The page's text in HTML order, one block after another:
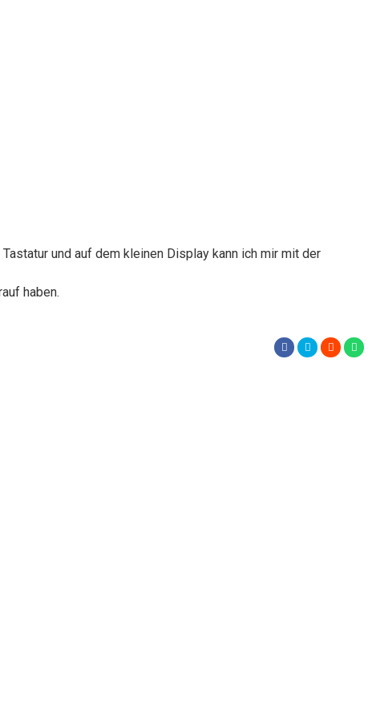
und auf dem kleinen Display kann ich mir mit der
haben.